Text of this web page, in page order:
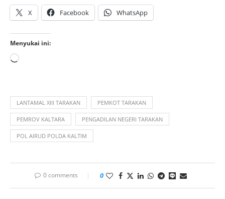
X Facebook WhatsApp
Menyukai ini:
LANTAMAL XIII TARAKAN PEMKOT TARAKAN
PEMROV KALTARA PENGADILAN NEGERI TARAKAN
POL AIRUD POLDA KALTIM
0 comments 0